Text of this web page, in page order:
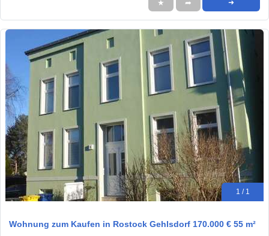
★ ➦ ➜
1 / 1
Wohnung zum Kaufen in Rostock Gehlsdorf 170.000 € 55 m²